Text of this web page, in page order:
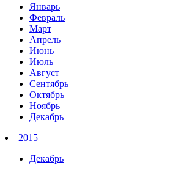
Январь
Февраль
Март
Апрель
Июнь
Июль
Август
Сентябрь
Октябрь
Ноябрь
Декабрь
2015
Декабрь